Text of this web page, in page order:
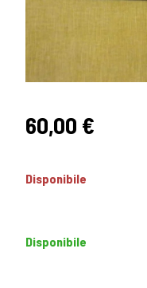
60,00 €
Disponibile
Disponibile